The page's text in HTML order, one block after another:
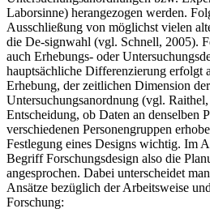
Laborsinne) herangezogen werden.
Ausschließung von möglichst vielen
die De-signwahl (vgl. Schnell, 2005).
auch Erhebungs- oder
hauptsächliche Differenzierung erfolgt
Erhebung, der zeitlichen Dimension
Untersuchungsanordnung (vgl.
Entscheidung, ob Daten an denselben
verschiedenen Personengruppen
Festlegung eines Designs wichtig. Im
Begriff Forschungsdesign also die
angesprochen. Dabei unterscheidet
Ansätze bezüglich der Arbeitsweise
Forschung: